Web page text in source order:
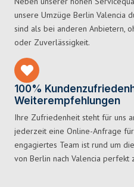
unsere Umzüge Berlin Valencia
sind als bei anderen Anbietern,
oder Zuverlässigkeit.
100%
Weiterempfehlungen
Ihre Zufriedenheit steht für uns
jederzeit eine Online-Anfrage
engagiertes Team ist rund um
von Berlin nach Valencia perfekt